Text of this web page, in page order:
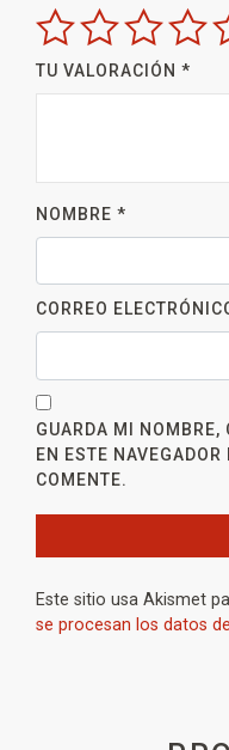
TU VALORACIÓN *
NOMBRE *
CORREO
GUARDA MI NOMBRE,
EN ESTE
COMENTE.
Este sitio usa Akismet
se procesan los datos